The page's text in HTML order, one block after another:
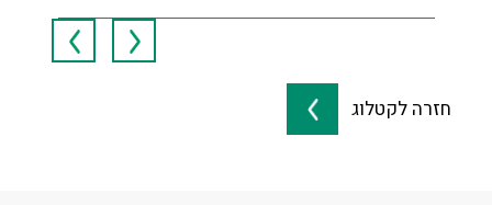
חזרה לקטלוג